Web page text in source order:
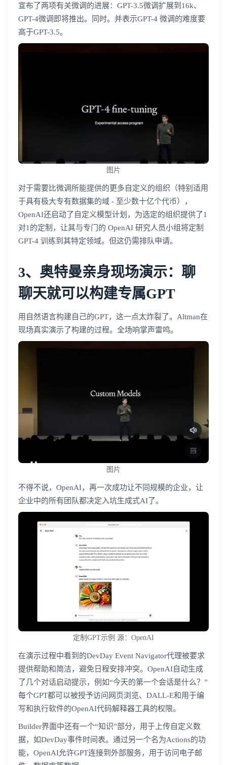
宣布了两项有关微调的进展：GPT-3.5微调扩展到16k、
GPT-4微调即将推出。同时。并表示GPT-4 微调的难度要
高于GPT-3.5。
图片
对于需要比微调所能提供的更多自定义的组织（特别适用
于具有极大专有数据集的域 - 至少数十亿个代币），
OpenAI还启动了自定义模型计划，为选定的组织提供了1
对1的定制，让其与专门的 OpenAI 研究人员小组将定制
GPT-4 训练到其特定领域。但这仍需排队申请。
3、奥特曼亲身现场演示：聊
聊天就可以构建专属GPT
用自然语言构建自己的GPT，这一点太炸裂了。Altman在
现场真实演示了构建的过程。全场响掌声雷鸣。
图片
不得不说，OpenAI，再一次成功让不同规模的企业，让
企业中的所有团队都决定入坑生成式AI了。
定制GPT示例 源：OpenAI
在演示过程中看到的DevDay Event Navigator代理被要求
提供帮助和简洁，避免日程安排冲突。OpenAI自动生成
了几个对话启动提示，例如“今天的第一个会话是什么？”
每个GPT都可以被授予访问网页浏览、DALL-E和用于编
写和执行软件的OpenAI代码解释器工具的权限。
Builder界面中还有一个“知识”部分，用于上传自定义数
据，如DevDay事件时间表。通过另一个名为Actions的功
能，OpenAI允许GPT连接到外部服务，用于访问电子邮
通讯云隐私政策
登录即时通讯云